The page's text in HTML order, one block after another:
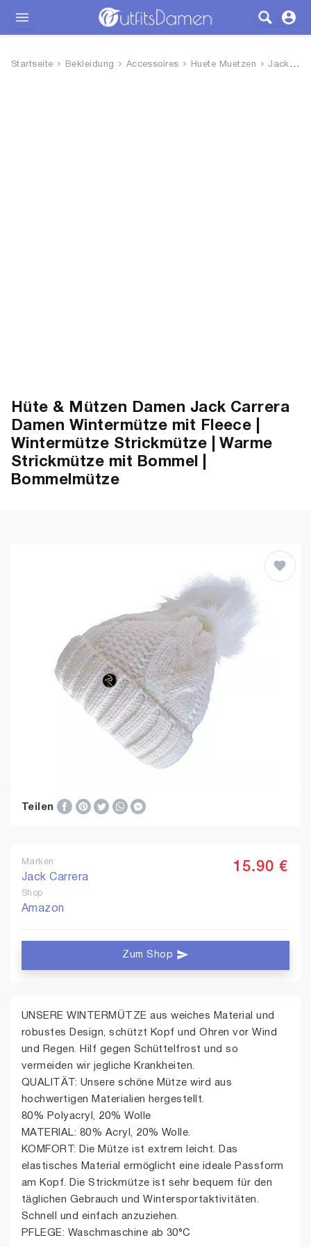
Startseite Bekleidung Accessoires Huete Muetzen Jack Carrera Damen Wintermütz...
Hüte & Mützen Damen Jack Carrera
Damen Wintermütze mit Fleece |
Wintermütze Strickmütze | Warme
Strickmütze mit Bommel |
Bommelmütze
Teilen
Marken
Jack Carrera
Shop
Amazon
15.90 €
Zum Shop
UNSERE WINTERMÜTZE aus weiches Material und
robustes Design, schützt Kopf und Ohren vor Wind
und Regen. Hilf gegen Schüttelfrost und so
vermeiden wir jegliche Krankheiten.
QUALITÄT: Unsere schöne Mütze wird aus
hochwertigen Materialien hergestellt.
80% Polyacryl, 20% Wolle
MATERIAL: 80% Acryl, 20% Wolle.
KOMFORT: Die Mütze ist extrem leicht. Das
elastisches Material ermöglicht eine ideale Passform
am Kopf. Die Strickmütze ist sehr bequem für den
täglichen Gebrauch und Wintersportaktivitäten.
Schnell und einfach anzuziehen.
PFLEGE: Waschmaschine ab 30°C